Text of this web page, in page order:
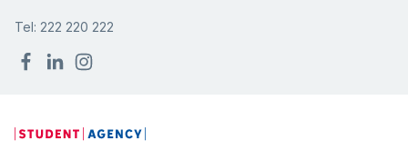
Tel: 222 220 222